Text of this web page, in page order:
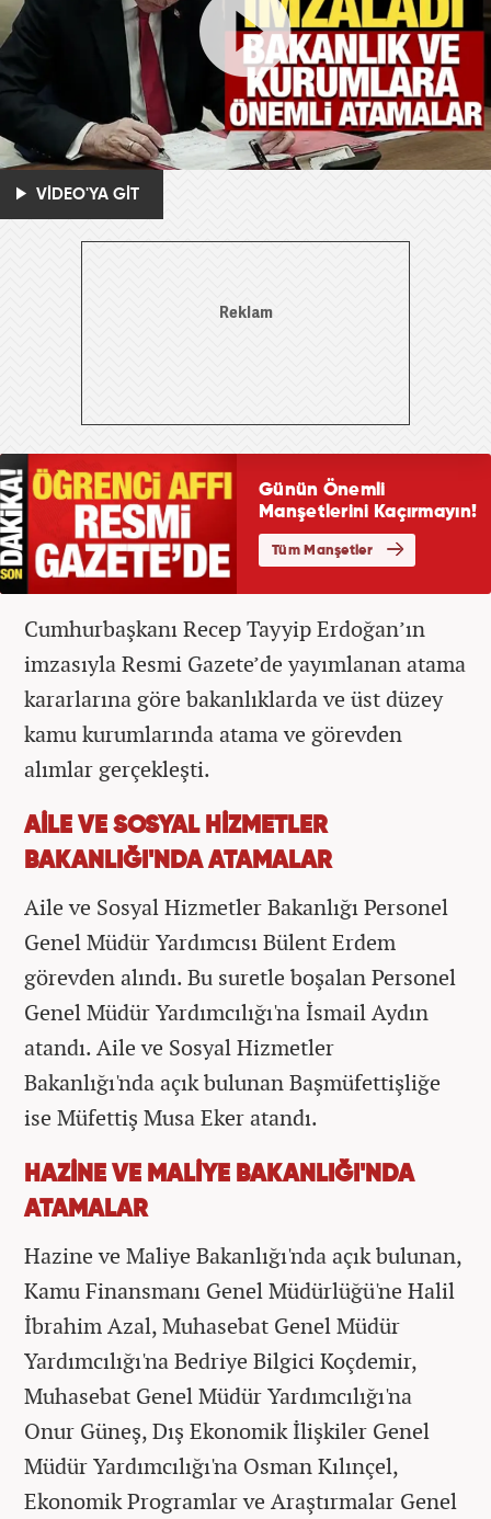
VİDEO'YA GİT
Cumhurbaşkanı Recep Tayyip Erdoğan’ın
imzasıyla Resmi Gazete’de yayımlanan atama
kararlarına göre bakanlıklarda ve üst düzey
kamu kurumlarında atama ve görevden
alımlar gerçekleşti.
AİLE VE SOSYAL HİZMETLER
BAKANLIĞI'NDA ATAMALAR
Aile ve Sosyal Hizmetler Bakanlığı Personel
Genel Müdür Yardımcısı Bülent Erdem
görevden alındı. Bu suretle boşalan Personel
Genel Müdür Yardımcılığı'na İsmail Aydın
atandı. Aile ve Sosyal Hizmetler
Bakanlığı'nda açık bulunan Başmüfettişliğe
ise Müfettiş Musa Eker atandı.
HAZİNE VE MALİYE BAKANLIĞI'NDA
ATAMALAR
Hazine ve Maliye Bakanlığı'nda açık bulunan,
Kamu Finansmanı Genel Müdürlüğü'ne Halil
İbrahim Azal, Muhasebat Genel Müdür
Yardımcılığı'na Bedriye Bilgici Koçdemir,
Muhasebat Genel Müdür Yardımcılığı'na
Onur Güneş, Dış Ekonomik İlişkiler Genel
Müdür Yardımcılığı'na Osman Kılınçel,
Ekonomik Programlar ve Araştırmalar Genel